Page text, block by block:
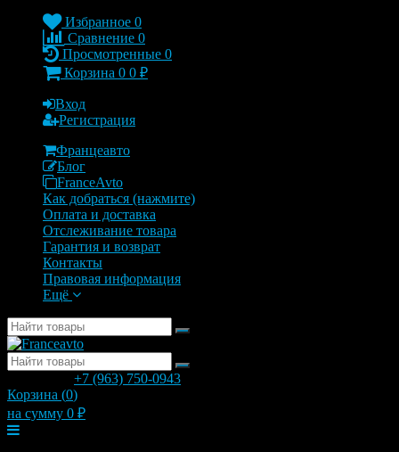
Избранное 0
Сравнение 0
Просмотренные 0
Корзина 0 0 ₽
Вход
Регистрация
Францеавто
Блог
FranceAvto
Как добраться (нажмите)
Оплата и доставка
Отслеживание товара
Гарантия и возврат
Контакты
Правовая информация
Ещё
+7 (963) 750-0943
Корзина (0)
на сумму 0 ₽